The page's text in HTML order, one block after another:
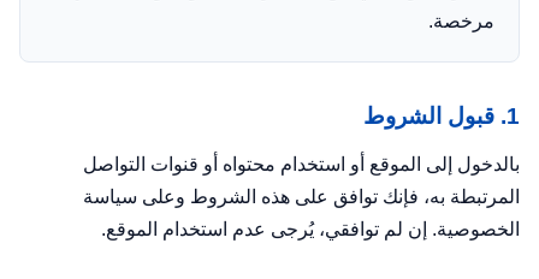
مرخصة.
1. قبول الشروط
بالدخول إلى الموقع أو استخدام محتواه أو قنوات التواصل
المرتبطة به، فإنك توافق على هذه الشروط وعلى سياسة
الخصوصية. إن لم توافقي، يُرجى عدم استخدام الموقع.